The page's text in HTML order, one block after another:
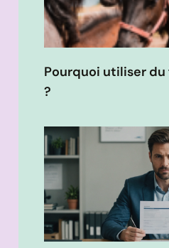
Pourquoi utiliser
?